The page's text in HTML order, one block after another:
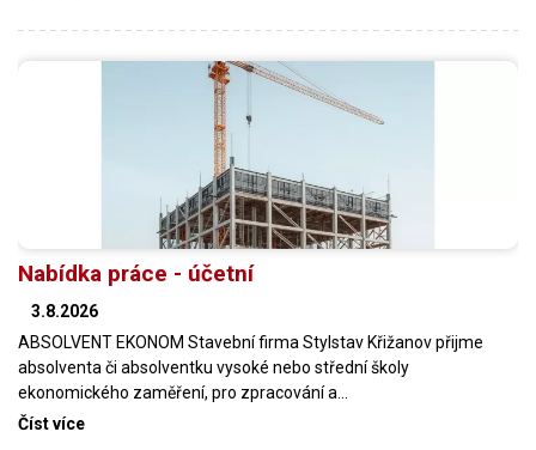
Nabídka práce - účetní
3.8.2026
ABSOLVENT EKONOM Stavební firma Stylstav Křižanov přijme
absolventa či absolventku vysoké nebo střední školy
ekonomického zaměření, pro zpracování a…
Číst více